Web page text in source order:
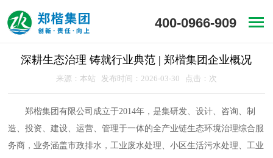
400-0966-909
深耕生态治理 铸就行业典范 | 郑楷集团企业概况
来源：本站 发布时间：2026-03-30 点击： 次
郑楷集团有限公司成立于2014年，是集研发、设计、咨询、制
造、投资、建设、运营、管理于一体的全产业链生态环境治理综合服
务商，业务涵盖市政排水，工业废水处理、小区生活污水处理、工业